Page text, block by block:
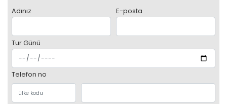
Adınız E-posta
Tur Günü
Telefon no